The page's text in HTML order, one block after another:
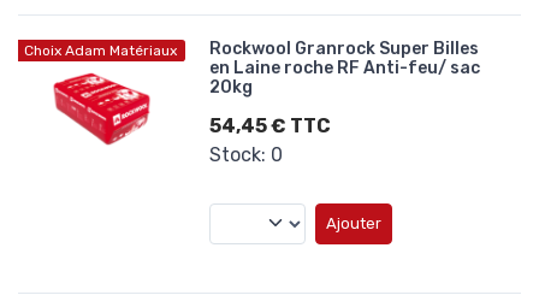
Choix Adam Matériaux
Rockwool Granrock Super Billes
en Laine roche RF Anti-feu/ sac
20kg
54,45 € TTC
Stock: 0
Ajouter